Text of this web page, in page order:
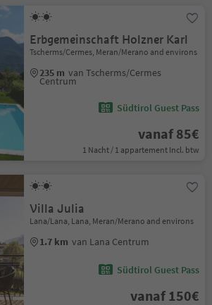
Erbgemeinschaft Holzner Karl
Tscherms/Cermes, Meran/Merano and environs
235 m van Tscherms/Cermes
Centrum
Südtirol Guest Pass
vanaf 85€
1 Nacht / 1 appartement Incl. btw
Villa Julia
Lana/Lana, Lana, Meran/Merano and environs
1.7 km van Lana Centrum
Südtirol Guest Pass
vanaf 150€